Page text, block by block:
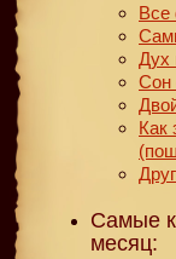
Все
Дух
Сон
Как
Самые
месяц: